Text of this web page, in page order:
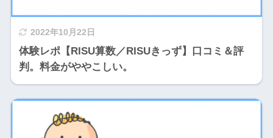
2022年10月22日
体験レポ【RISU算数／RISUきっず】口コミ＆評
判。料金がややこしい。